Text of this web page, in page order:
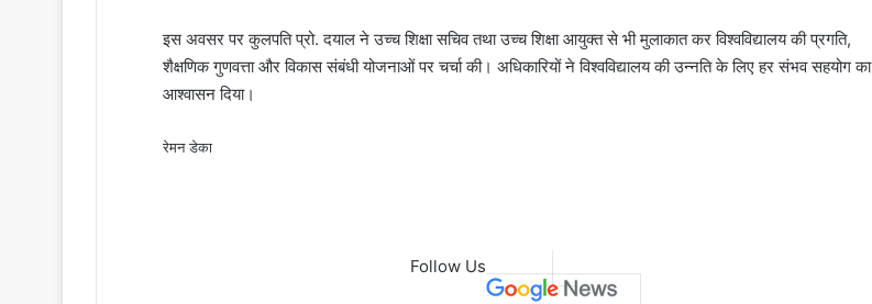
इस अवसर पर कुलपति प्रो. दयाल ने उच्च शिक्षा सचिव तथा उच्च शिक्षा आयुक्त से भी मुलाकात कर विश्वविद्यालय की प्रगति,
शैक्षणिक गुणवत्ता और विकास संबंधी योजनाओं पर चर्चा की। अधिकारियों ने विश्वविद्यालय की उन्नति के लिए हर संभव सहयोग का
आश्वासन दिया।
रेमन डेका
Follow Us